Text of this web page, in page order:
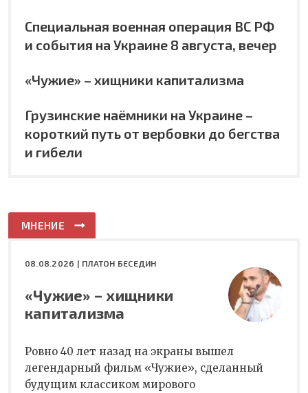
Специальная военная операция ВС РФ
и события на Украине 8 августа, вечер
«Чужие» – хищники капитализма
Грузинские наёмники на Украине –
короткий путь от вербовки до бегства
и гибели
МНЕНИЕ
08.08.2026 | ПЛАТОН БЕСЕДИН
«Чужие» – хищники
капитализма
Ровно 40 лет назад на экраны вышел
легендарный фильм «Чужие», сделанный
будущим классиком мирового